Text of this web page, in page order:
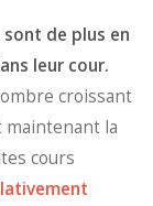
sont de plus en
leur cour.
croissant
maintenant la
cours